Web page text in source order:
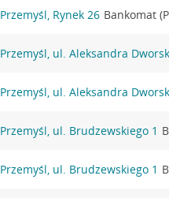
Przemyśl, Rynek 26 Bankomat
Przemyśl, ul. Aleksandra
Przemyśl, ul. Aleksandra
Przemyśl, ul. Brudzewskiego 1
Przemyśl, ul. Brudzewskiego 1